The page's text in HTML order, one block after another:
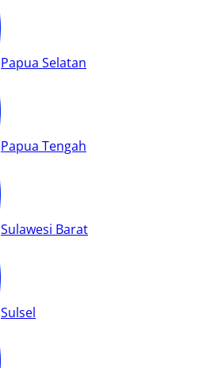
Papua Selatan
Papua Tengah
Sulawesi Barat
Sulsel